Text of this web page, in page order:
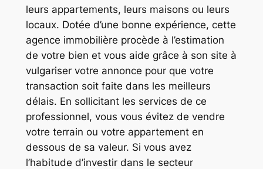
leurs appartements, leurs maisons ou leurs
locaux. Dotée d’une bonne expérience, cette
agence immobilière procède à l’estimation
de votre bien et vous aide grâce à son site à
vulgariser votre annonce pour que votre
transaction soit faite dans les meilleurs
délais. En sollicitant les services de ce
professionnel, vous vous évitez de vendre
votre terrain ou votre appartement en
dessous de sa valeur. Si vous avez
l’habitude d’investir dans le secteur